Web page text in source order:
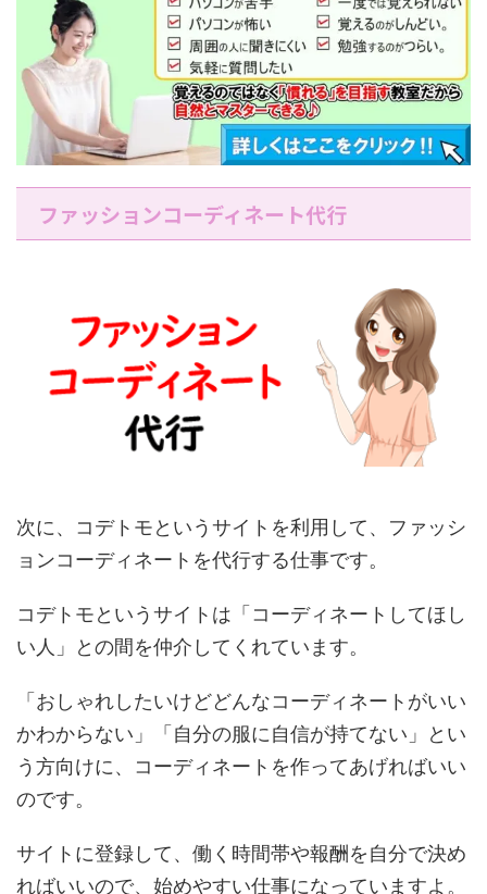
ファッションコーディネート代行
次に、コデトモというサイトを利用して、ファッシ
ョンコーディネートを代行する仕事です。
コデトモというサイトは「コーディネートしてほし
い人」との間を仲介してくれています。
「おしゃれしたいけどどんなコーディネートがいい
かわからない」「自分の服に自信が持てない」とい
う方向けに、コーディネートを作ってあげればいい
のです。
サイトに登録して、働く時間帯や報酬を自分で決め
ればいいので、始めやすい仕事になっていますよ。